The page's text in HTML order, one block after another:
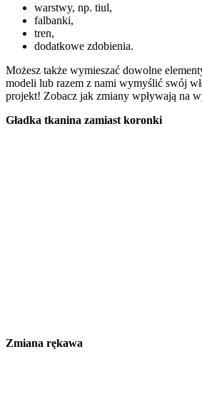
warstwy, np. tiul,
falbanki,
tren,
dodatkowe zdobienia.
Możesz także wymieszać dowolne
modeli lub razem z nami wymyślić swój
projekt! Zobacz jak zmiany wpływają na
Gładka tkanina zamiast koronki
Zmiana rękawa